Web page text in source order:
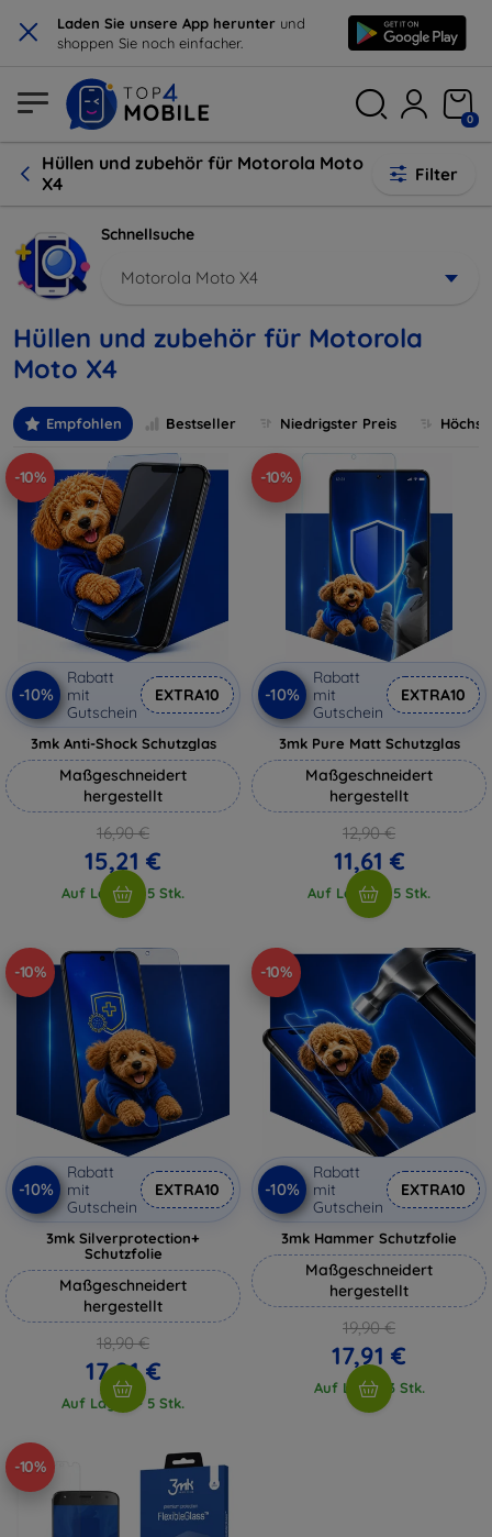
× Laden Sie unsere App herunter und
shoppen Sie noch einfacher.
0
Hüllen und zubehör für Motorola Moto
X4
Filter
Schnellsuche
Motorola Moto X4
Hüllen und zubehör für Motorola
Moto X4
Empfohlen Bestseller Niedrigster Preis
-10%
-10%
Rabatt
mit
Gutschein
EXTRA10
3mk Anti-Shock Schutzglas
Maßgeschneidert
hergestellt
16,90 €
15,21 €
Auf Lager > 5 Stk.
-10%
-10%
Rabatt
mit
Gutschein
EXTRA10
3mk Pure Matt Schutzglas
Maßgeschneidert
hergestellt
12,90 €
11,61 €
Auf Lager > 5 Stk.
-10%
-10%
Rabatt
mit
Gutschein
EXTRA10
3mk Silverprotection+
Schutzfolie
Maßgeschneidert
hergestellt
18,90 €
17,01 €
Auf Lager > 5 Stk.
-10%
-10%
Rabatt
mit
Gutschein
EXTRA10
3mk Hammer Schutzfolie
Maßgeschneidert
hergestellt
19,90 €
17,91 €
Auf Lager 3 Stk.
-10%